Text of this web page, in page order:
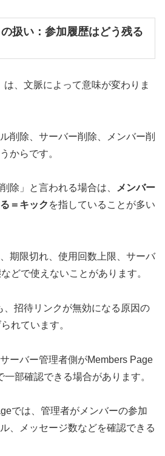
扱い：参加履歴はどう残る
、文脈によって意味が変わりま
削除、サーバー削除、メンバー削
からです。
除」と言われる場合は、
メンバー
＝キック を指していることが多い
期限切れ、使用回数上限、サーバ
どで使えないことがあります。
、招待リンクが無効になる原因の
れています。
ーバー管理者側がMembers Page
部確認できる場合があります。
では、管理者がメンバーの参加
、メッセージ数などを確認できる